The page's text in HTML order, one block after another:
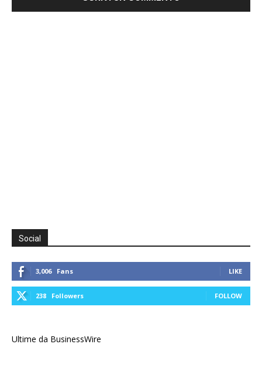
Social
3,006 Fans LIKE
238 Followers FOLLOW
Ultime da BusinessWire